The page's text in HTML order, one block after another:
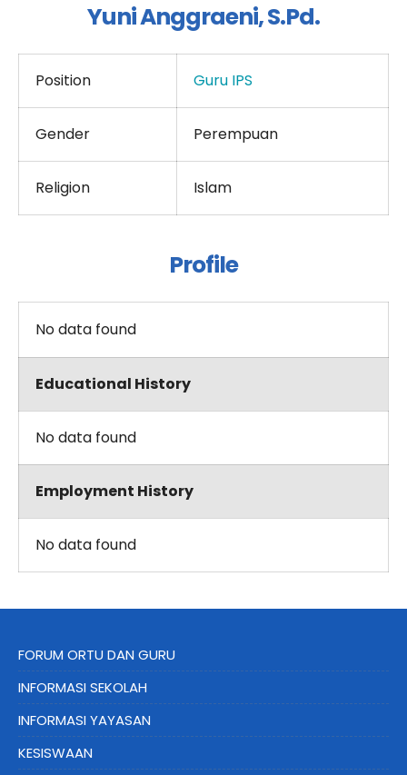
Yuni Anggraeni, S.Pd.
Position Guru IPS
Gender Perempuan
Religion Islam
Profile
No data found
Educational History
No data found
Employment History
No data found
FORUM ORTU DAN GURU
INFORMASI SEKOLAH
INFORMASI YAYASAN
KESISWAAN